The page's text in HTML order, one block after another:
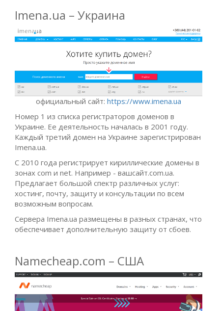
Imena.ua – Украина
официальный сайт:https://www.imena.ua
Номер 1 из списка регистраторов доменов в
Украине. Ее деятельность началась в 2001 году.
Каждый третий домен на Украине зарегистрирован
Imena.ua.
С 2010 года регистрирует кириллические домены в
зонах com и net. Например - вашсайт.com.ua.
Предлагает большой спектр различных услуг:
хостинг, почту, защиту и консультации по всем
возможным вопросам.
Сервера Imena.ua размещены в разных странах, что
обеспечивает дополнительную защиту от сбоев.
Namecheap.com – США